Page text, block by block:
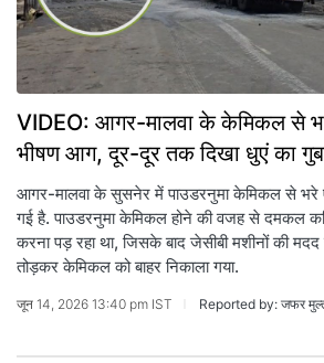
VIDEO: आगर-मालवा के केमिकल से
भीषण आग, दूर-दूर तक दिखा धुएं का
आगर-मालवा के सुसनेर में पाउडरनुमा केमिकल से
गई है. पाउडरनुमा केमिकल होने की वजह से दमकल
करना पड़ रहा था, जिसके बाद जेसीबी मशीनों की
तोड़कर केमिकल को बाहर निकाला गया.
जून 14, 2026 13:40 pm IST Reported by: जफर